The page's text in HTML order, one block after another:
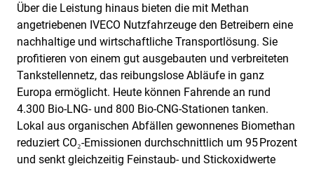
Über die Leistung hinaus bieten die mit Methan
angetriebenen IVECO Nutzfahrzeuge den Betreibern eine
nachhaltige und wirtschaftliche Transportlösung. Sie
profitieren von einem gut ausgebauten und verbreiteten
Tankstellennetz, das reibungslose Abläufe in ganz
Europa ermöglicht. Heute können Fahrende an rund
4.300 Bio-LNG- und 800 Bio-CNG-Stationen tanken.
Lokal aus organischen Abfällen gewonnenes Biomethan
reduziert CO₂-Emissionen durchschnittlich um 95 Prozent
und senkt gleichzeitig Feinstaub- und Stickoxidwerte